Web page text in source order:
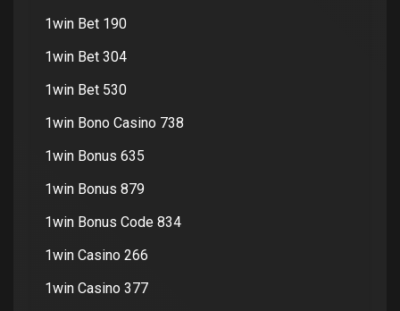
1win Bet 190
1win Bet 304
1win Bet 530
1win Bono Casino 738
1win Bonus 635
1win Bonus 879
1win Bonus Code 834
1win Casino 266
1win Casino 377